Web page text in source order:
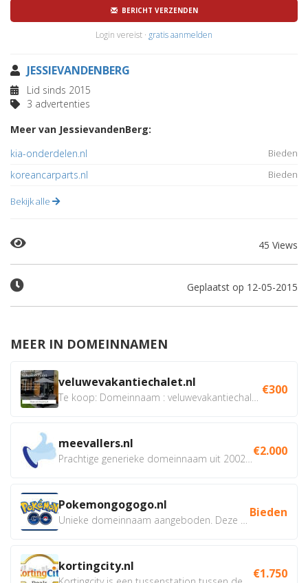
BERICHT VERZENDEN
Login vereist · gratis aanmelden
JESSIEVANDENBERG
Lid sinds 2015
3 advertenties
Meer van JessievandenBerg:
kia-onderdelen.nl
Bieden
koreancarparts.nl Bieden
Bekijk alle
45 Views
Geplaatst op 12-05-2015
MEER IN DOMEINNAMEN
veluwevakantiechalet.nl €300
meevallers.nl €2.000
Pokemongogogo.nl Bieden
kortingcity.nl €1.750